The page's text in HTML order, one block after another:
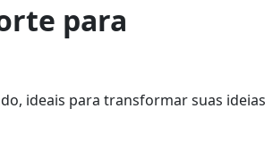
para
ideais para transformar suas ideias